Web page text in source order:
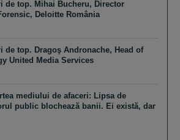
de top. Mihai Bucheru, Director
Deloitte România
de top. Dragoş Andronache, Head of
United Media Services
mediului de afaceri: Lipsa de
public blochează banii. Ei există, dar